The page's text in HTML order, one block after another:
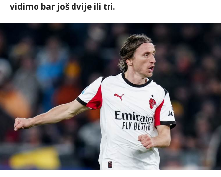
vidimo bar još dvije ili tri.